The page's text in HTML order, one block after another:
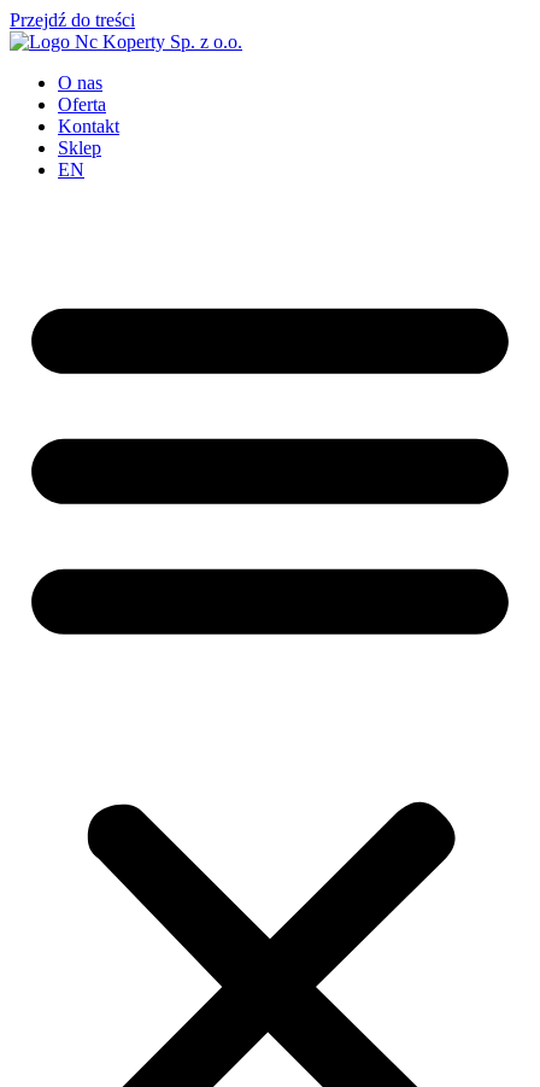
Przejdź do treści
O nas
Oferta
Kontakt
Sklep
EN